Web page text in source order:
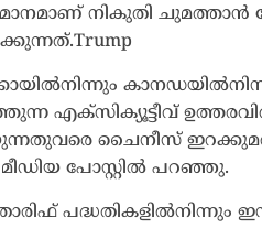
നികുതി
എക്‌സിക്യൂട്ടീവ്
ചൈനീസ്
പോസ്റ്റിൽ പറഞ്ഞു.
പദ്ധതികളിൽനിന്നും